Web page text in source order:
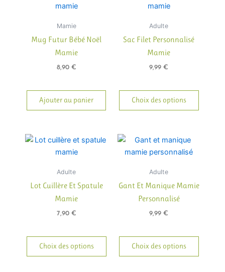
Mamie
Mug Futur Bébé Noël
Mamie
8,90 €
Ajouter au panier
Adulte
Sac Filet Personnalisé
Mamie
9,99 €
Choix des options
être
Adulte
Lot Cuillère Et Spatule
Mamie
7,90 €
Choix des options
Adulte
Gant Et Manique Mamie
Personnalisé
9,99 €
Choix des options